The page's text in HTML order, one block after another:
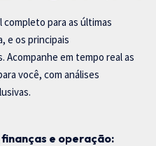
completo para as últimas
e os principais
Acompanhe em tempo real as
você, com análises
e operação: